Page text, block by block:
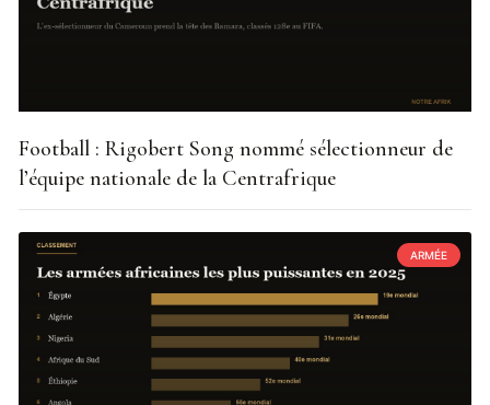
Football : Rigobert Song nommé sélectionneur de
l’équipe nationale de la Centrafrique
ARMÉE